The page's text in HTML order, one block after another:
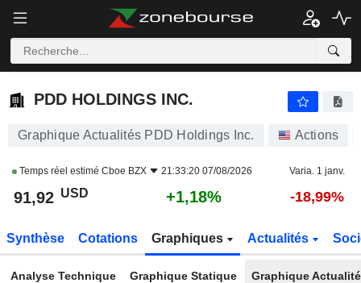
PDD HOLDINGS INC.
PDD HOLDINGS INC.
Graphique Actualités PDD Holdings Inc. Actions
Temps réel estimé Cboe BZX 21:33:20 07/08/2026 Varia. 1 janv.
91,92 USD +1,18% -18,99%
Synthèse Cotations Graphiques Actualités
Analyse Technique Graphique Statique Graphique